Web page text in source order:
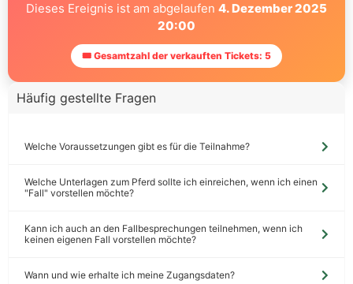
Dieses Ereignis ist am abgelaufen 4. Dezember 2025
20:00
🎟 Gesamtzahl der verkauften Tickets: 5
Häufig gestellte Fragen
Welche Voraussetzungen gibt es für die Teilnahme?
Welche Unterlagen zum Pferd sollte ich einreichen, wenn ich einen
"Fall" vorstellen möchte?
Kann ich auch an den Fallbesprechungen teilnehmen, wenn ich
keinen eigenen Fall vorstellen möchte?
Wann und wie erhalte ich meine Zugangsdaten?